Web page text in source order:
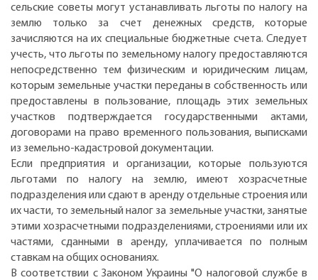
сельские советы могут устанавливать льготы по налогу на
землю только за счет денежных средств, которые
зачисляются на их специальные бюджетные счета. Следует
учесть, что льготы по земельному налогу предоставляются
непосредственно тем физическим и юридическим лицам,
которым земельные участки переданы в собственность или
предоставлены в пользование, площадь этих земельных
участков подтверждается государственными актами,
договорами на право временного пользования, выписками
из земельно-кадастровой документации.
Если предприятия и организации, которые пользуются
льготами по налогу на землю, имеют хозрасчетные
подразделения или сдают в аренду отдельные строения или
их части, то земельный налог за земельные участки, занятые
этими хозрасчетными подразделениями, строениями или их
частями, сданными в аренду, уплачивается по полным
ставкам на общих основаниях.
В соответствии с Законом Украины "О налоговой службе в